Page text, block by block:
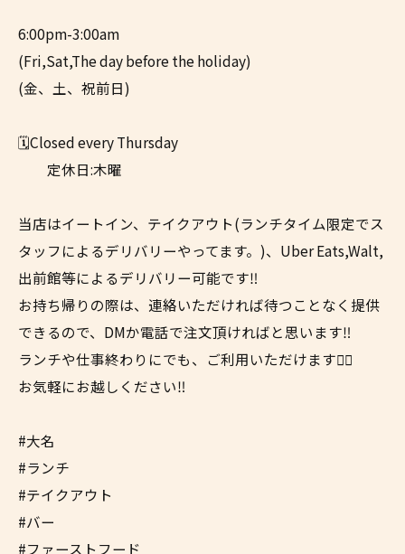
6:00pm-3:00am
(Fri,Sat,The day before the holiday)
(金、土、祝前日)
🗓️Closed every Thursday
定休日:木曜
当店はイートイン、テイクアウト(ランチタイム限定でス
タッフによるデリバリーやってます。)、Uber Eats,Walt,
出前館等によるデリバリー可能です‼︎
お持ち帰りの際は、連絡いただければ待つことなく提供
できるので、DMか電話で注文頂ければと思います‼︎
ランチや仕事終わりにでも、ご利用いただけます✌🏼
お気軽にお越しください‼︎
#大名
#ランチ
#テイクアウト
#バー
#ファーストフード